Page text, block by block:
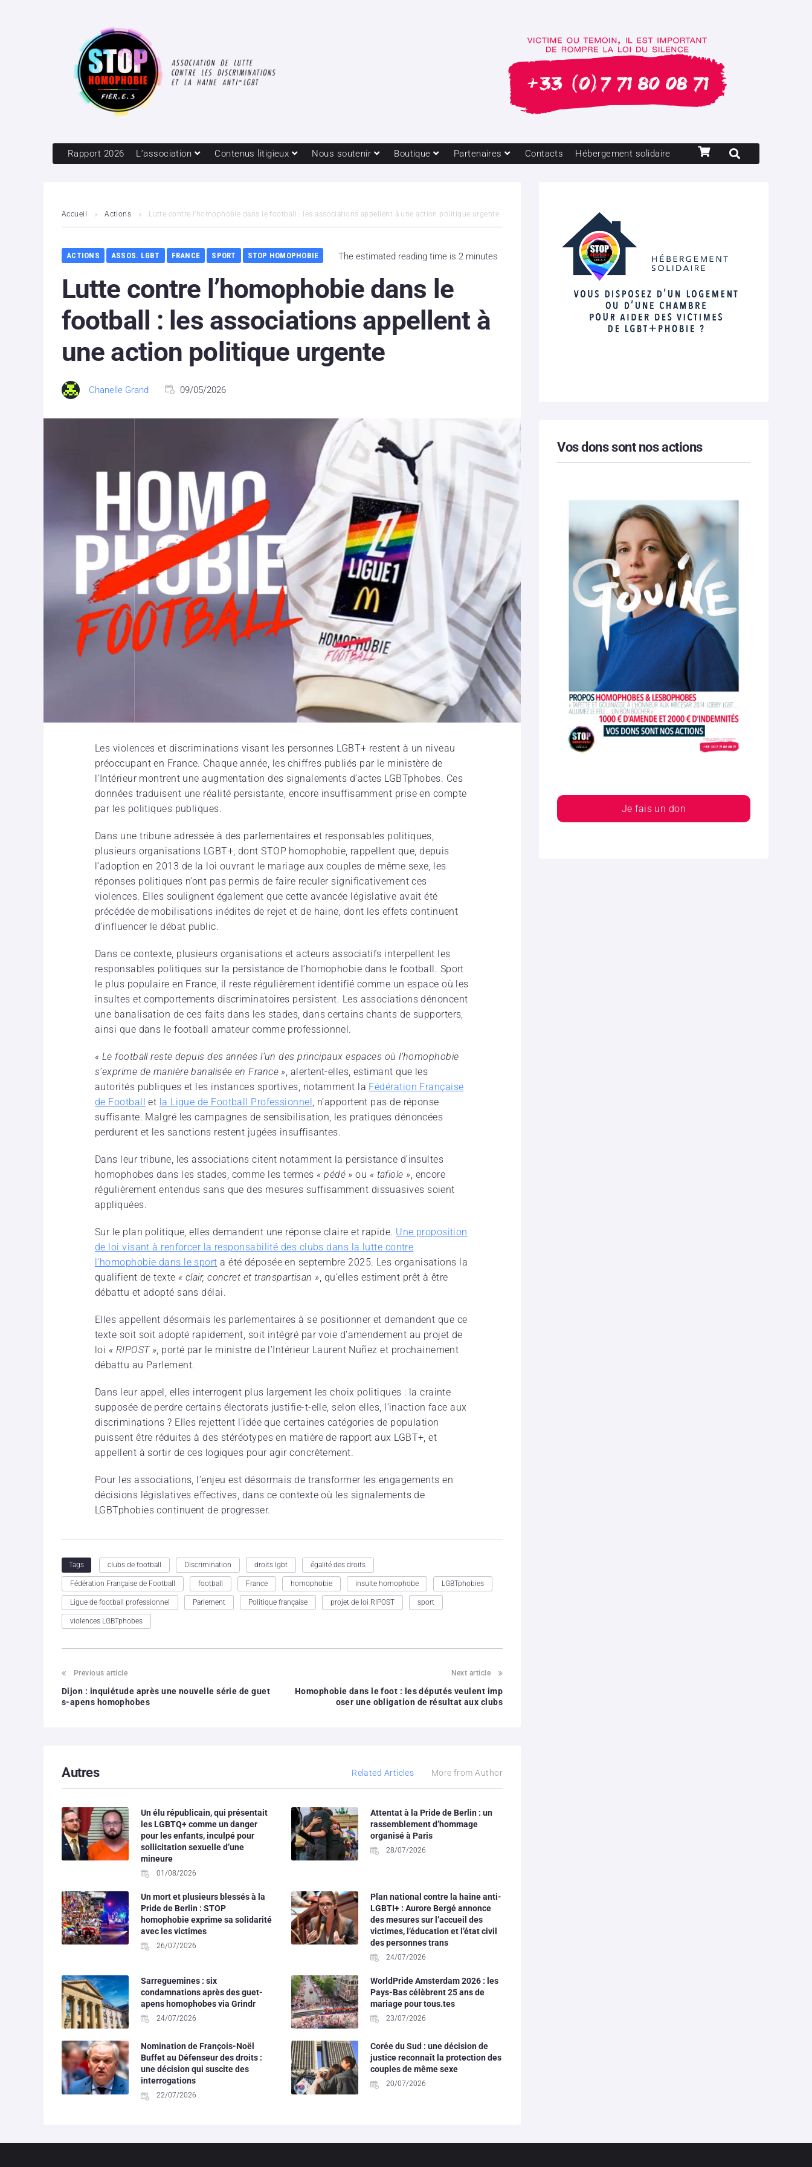
Rapport 2026 L’association Contenus litigieux Nous soutenir Boutique Partenaires Contacts Hébergement solidaire
Accueil Actions Lutte contre l’homophobie dans le football : les associations appellent à une action politique urgente
ACTIONS ASSOS. LGBT FRANCE SPORT STOP HOMOPHOBIE The estimated reading time is 2 minutes
Lutte contre l’homophobie dans le
football : les associations appellent à
une action politique urgente
Chanelle Grand 09/05/2026
Les violences et discriminations visant les personnes LGBT+ restent à un niveau
préoccupant en France. Chaque année, les chiffres publiés par le ministère de
l’Intérieur montrent une augmentation des signalements d’actes LGBTphobes. Ces
données traduisent une réalité persistante, encore insuffisamment prise en compte
par les politiques publiques.
Dans une tribune adressée à des parlementaires et responsables politiques,
plusieurs organisations LGBT+, dont STOP homophobie, rappellent que, depuis
l’adoption en 2013 de la loi ouvrant le mariage aux couples de même sexe, les
réponses politiques n’ont pas permis de faire reculer significativement ces
violences. Elles soulignent également que cette avancée législative avait été
précédée de mobilisations inédites de rejet et de haine, dont les effets continuent
d’influencer le débat public.
Dans ce contexte, plusieurs organisations et acteurs associatifs interpellent les
responsables politiques sur la persistance de l’homophobie dans le football. Sport
le plus populaire en France, il reste régulièrement identifié comme un espace où les
insultes et comportements discriminatoires persistent. Les associations dénoncent
une banalisation de ces faits dans les stades, dans certains chants de supporters,
ainsi que dans le football amateur comme professionnel.
« Le football reste depuis des années l’un des principaux espaces où l’homophobie
s’exprime de manière banalisée en France » , alertent-elles, estimant que les
autorités publiques et les instances sportives, notamment la Fédération Française
de Football et la Ligue de Football Professionnel , n’apportent pas de réponse
suffisante. Malgré les campagnes de sensibilisation, les pratiques dénoncées
perdurent et les sanctions restent jugées insuffisantes.
Dans leur tribune, les associations citent notamment la persistance d’insultes
homophobes dans les stades, comme les termes « pédé » ou « tafiole » , encore
régulièrement entendus sans que des mesures suffisamment dissuasives soient
appliquées.
Sur le plan politique, elles demandent une réponse claire et rapide. Une proposition
de loi visant à renforcer la responsabilité des clubs dans la lutte contre
l’homophobie dans le sport a été déposée en septembre 2025. Les organisations la
qualifient de texte « clair, concret et transpartisan » , qu’elles estiment prêt à être
débattu et adopté sans délai.
Elles appellent désormais les parlementaires à se positionner et demandent que ce
texte soit soit adopté rapidement, soit intégré par voie d’amendement au projet de
loi « RIPOST » , porté par le ministre de l’Intérieur Laurent Nuñez et prochainement
débattu au Parlement.
Dans leur appel, elles interrogent plus largement les choix politiques : la crainte
supposée de perdre certains électorats justifie-t-elle, selon elles, l’inaction face aux
discriminations ? Elles rejettent l’idée que certaines catégories de population
puissent être réduites à des stéréotypes en matière de rapport aux LGBT+, et
appellent à sortir de ces logiques pour agir concrètement.
Pour les associations, l’enjeu est désormais de transformer les engagements en
décisions législatives effectives, dans ce contexte où les signalements de
LGBTphobies continuent de progresser.
Tags clubs de football Discrimination droits lgbt égalité des droits
Fédération Française de Football football France homophobie insulte homophobe LGBTphobies
Ligue de football professionnel Parlement Politique française projet de loi RIPOST sport
violences LGBTphobes
Previous article
Dijon : inquiétude après une nouvelle série de guet
s-apens homophobes
Next article
Homophobie dans le foot : les députés veulent imp
oser une obligation de résultat aux clubs
Autres Related Articles More from Author
Un élu républicain, qui présentait
les LGBTQ+ comme un danger
pour les enfants, inculpé pour
sollicitation sexuelle d’une
mineure
01/08/2026
Attentat à la Pride de Berlin : un
rassemblement d’hommage
organisé à Paris
28/07/2026
Un mort et plusieurs blessés à la
Pride de Berlin : STOP
homophobie exprime sa solidarité
avec les victimes
26/07/2026
Plan national contre la haine anti-
LGBTI+ : Aurore Bergé annonce
des mesures sur l’accueil des
victimes, l’éducation et l’état civil
des personnes trans
24/07/2026
Sarreguemines : six
condamnations après des guet-
apens homophobes via Grindr
24/07/2026
WorldPride Amsterdam 2026 : les
Pays-Bas célèbrent 25 ans de
mariage pour tous.tes
23/07/2026
Nomination de François-Noël
Buffet au Défenseur des droits :
une décision qui suscite des
interrogations
22/07/2026
Corée du Sud : une décision de
justice reconnaît la protection des
couples de même sexe
20/07/2026
Vos dons sont nos actions
Je fais un don